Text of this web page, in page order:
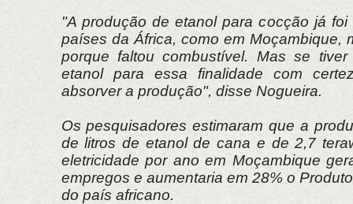
"A produção de etanol para cocção já
países da África, como em Moçambique,
porque faltou combustível. Mas se tiver
etanol para essa finalidade com
absorver a produção", disse Nogueira.
Os pesquisadores estimaram que a
de litros de etanol de cana e de 2,7
eletricidade por ano em Moçambique
empregos e aumentaria em 28% o
do país africano.